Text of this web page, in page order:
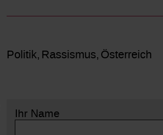
Politik Rassismus Österreich
Ihr Name